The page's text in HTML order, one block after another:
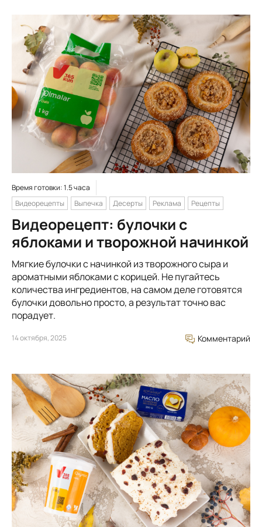
Время готовки: 1.5 часа
Видеорецепты
Выпечка Десерты Реклама Рецепты
Видеорецепт: булочки с
яблоками и творожной начинкой
Мягкие булочки с начинкой из творожного сыра и
ароматными яблоками с корицей. Не пугайтесь
количества ингредиентов, на самом деле готовятся
булочки довольно просто, а результат точно вас
порадует.
14 октября, 2025 Комментарий